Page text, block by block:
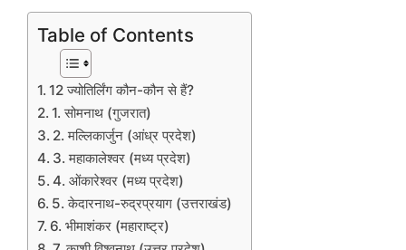
Table of Contents
12 ज्योतिर्लिंग कौन-कौन से हैं?
1. सोमनाथ (गुजरात)
2. मल्लिकार्जुन (आंध्र प्रदेश)
3. महाकालेश्वर (मध्य प्रदेश)
4. ओंकारेश्वर (मध्य प्रदेश)
5. केदारनाथ-रुद्रप्रयाग (उत्तराखंड)
6. भीमाशंकर (महाराष्ट्र)